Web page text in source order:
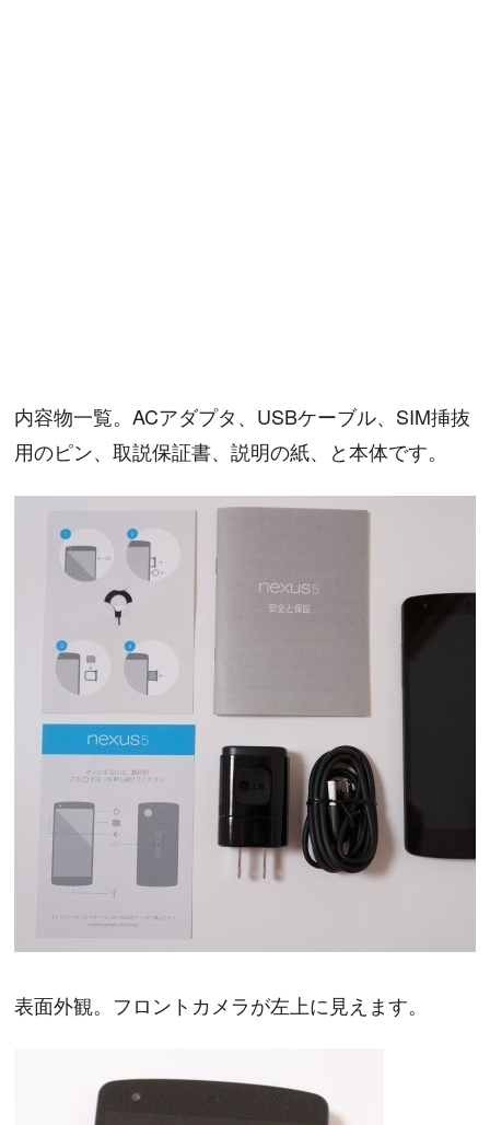
内容物一覧。ACアダプタ、USBケーブル、SIM挿抜
用のピン、取説保証書、説明の紙、と本体です。
表面外観。フロントカメラが左上に見えます。